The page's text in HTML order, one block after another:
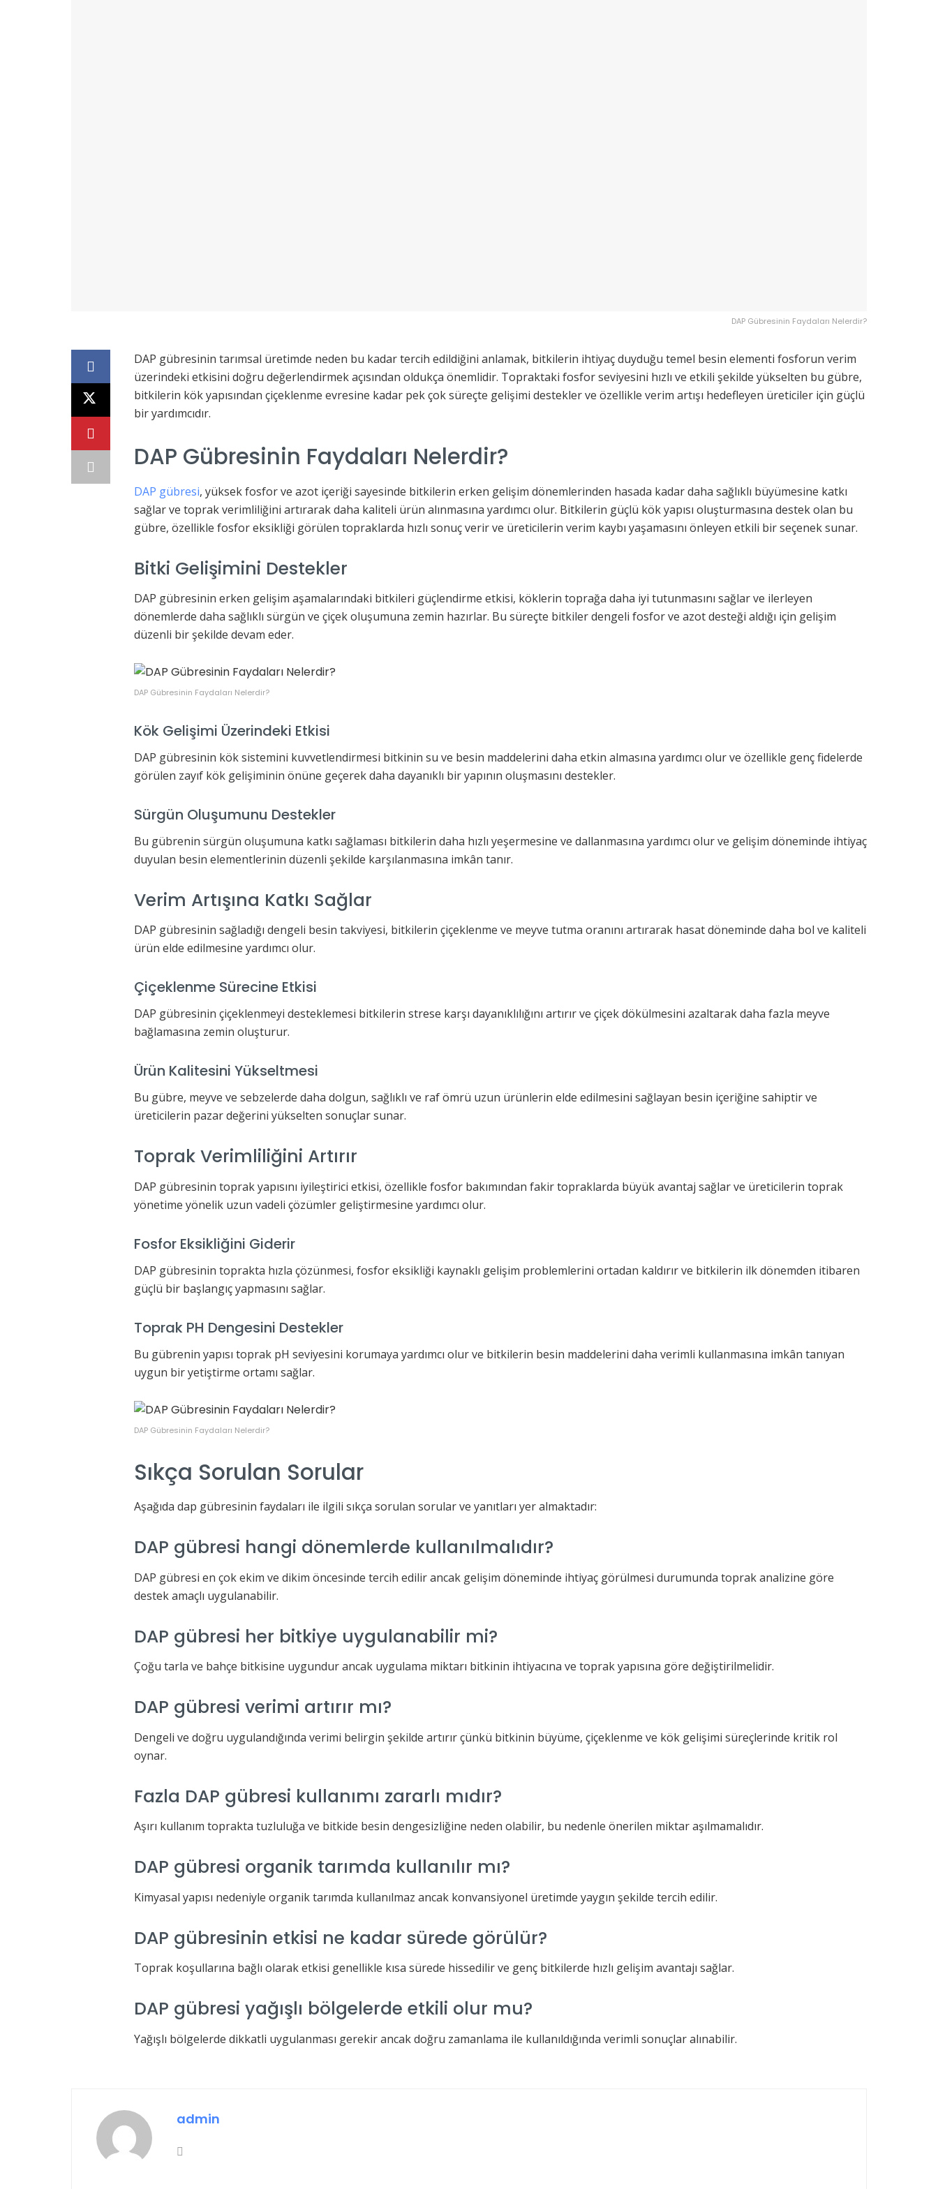
DAP Gübresinin Faydaları Nelerdir?
DAP gübresinin tarımsal üretimde neden bu kadar tercih edildiğini anlamak, bitkilerin ihtiyaç duyduğu temel besin elementi fosforun verim
üzerindeki etkisini doğru değerlendirmek açısından oldukça önemlidir. Topraktaki fosfor seviyesini hızlı ve etkili şekilde yükselten bu gübre,
bitkilerin kök yapısından çiçeklenme evresine kadar pek çok süreçte gelişimi destekler ve özellikle verim artışı hedefleyen üreticiler için güçlü
bir yardımcıdır.
DAP Gübresinin Faydaları Nelerdir?
DAP gübresi, yüksek fosfor ve azot içeriği sayesinde bitkilerin erken gelişim dönemlerinden hasada kadar daha sağlıklı büyümesine katkı
sağlar ve toprak verimliliğini artırarak daha kaliteli ürün alınmasına yardımcı olur. Bitkilerin güçlü kök yapısı oluşturmasına destek olan bu
gübre, özellikle fosfor eksikliği görülen topraklarda hızlı sonuç verir ve üreticilerin verim kaybı yaşamasını önleyen etkili bir seçenek sunar.
Bitki Gelişimini Destekler
DAP gübresinin erken gelişim aşamalarındaki bitkileri güçlendirme etkisi, köklerin toprağa daha iyi tutunmasını sağlar ve ilerleyen
dönemlerde daha sağlıklı sürgün ve çiçek oluşumuna zemin hazırlar. Bu süreçte bitkiler dengeli fosfor ve azot desteği aldığı için gelişim
düzenli bir şekilde devam eder.
DAP Gübresinin Faydaları Nelerdir?
Kök Gelişimi Üzerindeki Etkisi
DAP gübresinin kök sistemini kuvvetlendirmesi bitkinin su ve besin maddelerini daha etkin almasına yardımcı olur ve özellikle genç fidelerde
görülen zayıf kök gelişiminin önüne geçerek daha dayanıklı bir yapının oluşmasını destekler.
Sürgün Oluşumunu Destekler
Bu gübrenin sürgün oluşumuna katkı sağlaması bitkilerin daha hızlı yeşermesine ve dallanmasına yardımcı olur ve gelişim döneminde ihtiyaç
duyulan besin elementlerinin düzenli şekilde karşılanmasına imkân tanır.
Verim Artışına Katkı Sağlar
DAP gübresinin sağladığı dengeli besin takviyesi, bitkilerin çiçeklenme ve meyve tutma oranını artırarak hasat döneminde daha bol ve kaliteli
ürün elde edilmesine yardımcı olur.
Çiçeklenme Sürecine Etkisi
DAP gübresinin çiçeklenmeyi desteklemesi bitkilerin strese karşı dayanıklılığını artırır ve çiçek dökülmesini azaltarak daha fazla meyve
bağlamasına zemin oluşturur.
Ürün Kalitesini Yükseltmesi
Bu gübre, meyve ve sebzelerde daha dolgun, sağlıklı ve raf ömrü uzun ürünlerin elde edilmesini sağlayan besin içeriğine sahiptir ve
üreticilerin pazar değerini yükselten sonuçlar sunar.
Toprak Verimliliğini Artırır
DAP gübresinin toprak yapısını iyileştirici etkisi, özellikle fosfor bakımından fakir topraklarda büyük avantaj sağlar ve üreticilerin toprak
yönetime yönelik uzun vadeli çözümler geliştirmesine yardımcı olur.
Fosfor Eksikliğini Giderir
DAP gübresinin toprakta hızla çözünmesi, fosfor eksikliği kaynaklı gelişim problemlerini ortadan kaldırır ve bitkilerin ilk dönemden itibaren
güçlü bir başlangıç yapmasını sağlar.
Toprak PH Dengesini Destekler
Bu gübrenin yapısı toprak pH seviyesini korumaya yardımcı olur ve bitkilerin besin maddelerini daha verimli kullanmasına imkân tanıyan
uygun bir yetiştirme ortamı sağlar.
DAP Gübresinin Faydaları Nelerdir?
Sıkça Sorulan Sorular
Aşağıda dap gübresinin faydaları ile ilgili sıkça sorulan sorular ve yanıtları yer almaktadır:
DAP gübresi hangi dönemlerde kullanılmalıdır?
DAP gübresi en çok ekim ve dikim öncesinde tercih edilir ancak gelişim döneminde ihtiyaç görülmesi durumunda toprak analizine göre
destek amaçlı uygulanabilir.
DAP gübresi her bitkiye uygulanabilir mi?
Çoğu tarla ve bahçe bitkisine uygundur ancak uygulama miktarı bitkinin ihtiyacına ve toprak yapısına göre değiştirilmelidir.
DAP gübresi verimi artırır mı?
Dengeli ve doğru uygulandığında verimi belirgin şekilde artırır çünkü bitkinin büyüme, çiçeklenme ve kök gelişimi süreçlerinde kritik rol
oynar.
Fazla DAP gübresi kullanımı zararlı mıdır?
Aşırı kullanım toprakta tuzluluğa ve bitkide besin dengesizliğine neden olabilir, bu nedenle önerilen miktar aşılmamalıdır.
DAP gübresi organik tarımda kullanılır mı?
Kimyasal yapısı nedeniyle organik tarımda kullanılmaz ancak konvansiyonel üretimde yaygın şekilde tercih edilir.
DAP gübresinin etkisi ne kadar sürede görülür?
Toprak koşullarına bağlı olarak etkisi genellikle kısa sürede hissedilir ve genç bitkilerde hızlı gelişim avantajı sağlar.
DAP gübresi yağışlı bölgelerde etkili olur mu?
Yağışlı bölgelerde dikkatli uygulanması gerekir ancak doğru zamanlama ile kullanıldığında verimli sonuçlar alınabilir.
admin